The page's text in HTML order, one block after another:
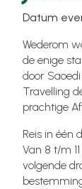
Datum
Wederom
de enige
door
Travelling
prachtige
Reis in één
Van 8 t/m
volgende